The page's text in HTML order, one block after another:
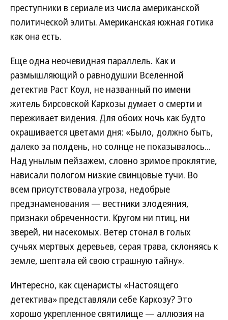
преступники в сериале из числа американской
политической элиты. Американская южная готика
как она есть.
Еще одна неочевидная параллель. Как и
размышляющий о равнодушии Вселенной
детектив Раст Коул, не названный по имени
житель бирсовской Каркозы думает о смерти и
переживает видения. Для обоих ночь как будто
окрашивается цветами дня: «Было, должно быть,
далеко за полдень, но солнце не показывалось...
Над унылым пейзажем, словно зримое проклятие,
нависали пологом низкие свинцовые тучи. Во
всем присутствовала угроза, недобрые
предзнаменования — вестники злодеяния,
признаки обреченности. Кругом ни птиц, ни
зверей, ни насекомых. Ветер стонал в голых
сучьях мертвых деревьев, серая трава, склоняясь к
земле, шептала ей свою страшную тайну».
Интересно, как сценаристы «Настоящего
детектива» представляли себе Каркозу? Это
хорошо укрепленное святилище — аллюзия на